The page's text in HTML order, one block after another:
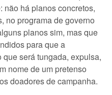
não há planos concretos,
no programa de governo
planos sim, mas que
para que a
será tungada, expulsa,
nome de um pretenso
doadores de campanha.